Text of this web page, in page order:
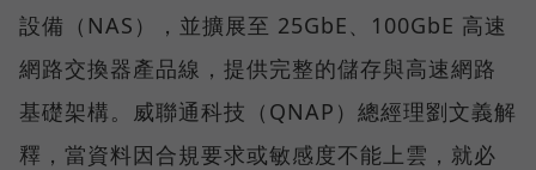
設備（NAS），並擴展至 25GbE、100GbE 高速
網路交換器產品線，提供完整的儲存與高速網路
基礎架構。威聯通科技（QNAP）總經理劉文義解
釋，當資料因合規要求或敏感度不能上雲，就必